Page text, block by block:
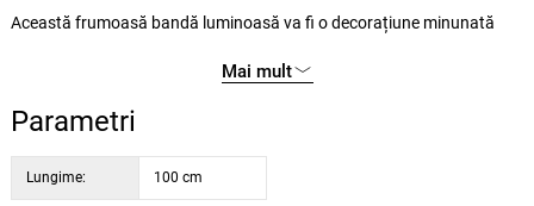
Această frumoasă bandă luminoasă va fi o decorațiune minunată
AA care nu sunt incluse în pachet.
Mai mult
Parametri
Lungime: 100 cm